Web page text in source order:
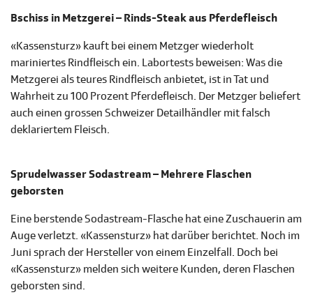
Bschiss in Metzgerei – Rinds-Steak aus Pferdefleisch
«Kassensturz» kauft bei einem Metzger wiederholt
mariniertes Rindfleisch ein. Labortests beweisen: Was die
Metzgerei als teures Rindfleisch anbietet, ist in Tat und
Wahrheit zu 100 Prozent Pferdefleisch. Der Metzger beliefert
auch einen grossen Schweizer Detailhändler mit falsch
deklariertem Fleisch.
Sprudelwasser Sodastream – Mehrere Flaschen
geborsten
Eine berstende Sodastream-Flasche hat eine Zuschauerin am
Auge verletzt. «Kassensturz» hat darüber berichtet. Noch im
Juni sprach der Hersteller von einem Einzelfall. Doch bei
«Kassensturz» melden sich weitere Kunden, deren Flaschen
geborsten sind.